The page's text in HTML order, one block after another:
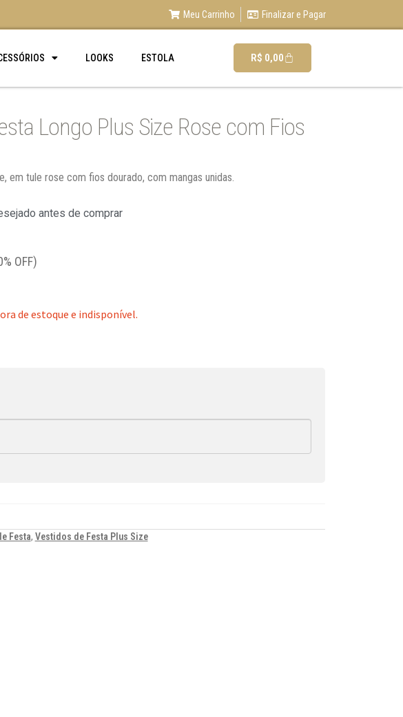
Meu Carrinho Finalizar e Pagar
LOOKS ESTOLA R$ 0,00
Longo Plus Size Rose com Fios
em tule rose com fios dourado, com mangas unidas.
antes de comprar
OFF)
de estoque e indisponível.
Festa, Vestidos de Festa Plus Size